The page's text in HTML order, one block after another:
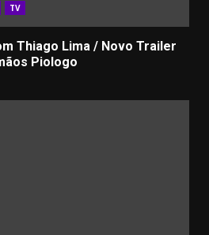
TV
Thiago Lima / Novo Trailer
Piologo